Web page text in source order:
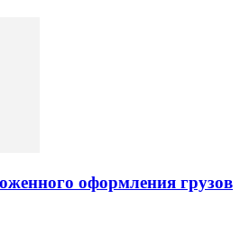
оформления грузов